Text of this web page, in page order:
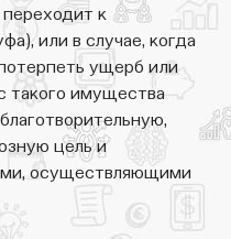
переходит к
или в случае, когда
ущерб или
такого имущества
цель и
осуществляющими